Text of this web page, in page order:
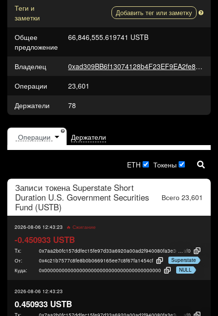
Теги и
заметки
Добавить тег или заметку
Общее
предложение
66,846,555.619741 USTB
Владелец
0xad309BB6f13074128b4F23EF9EA2fe8552AfCA83
Операции
23,601
Держатели
78
Держатели
ETH Токены
Записи токена Superstate Short
Duration U.S. Government Securities
Fund (USTB)
Всего 23,601
2026-08-06 12:43:23 🔥 Сжигание
-0.450933 USTB
Tx: 0x7aa2b0fc157ddfec15fe97d33a6920a00ad2f940080fa3e3647190a5c799e
af0
От:
0x4c21b7577c8fe8b0b0669165ee7c8f67fa1454cf
Superstate
Куда:
0x0000000000000000000000000000000000000000 NULL
2026-08-06 12:43:23
0.450933 USTB